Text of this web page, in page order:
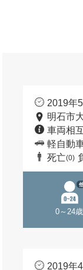
2019年
明石市
車両相
軽自動
死亡(0)
0～24歳
2019年